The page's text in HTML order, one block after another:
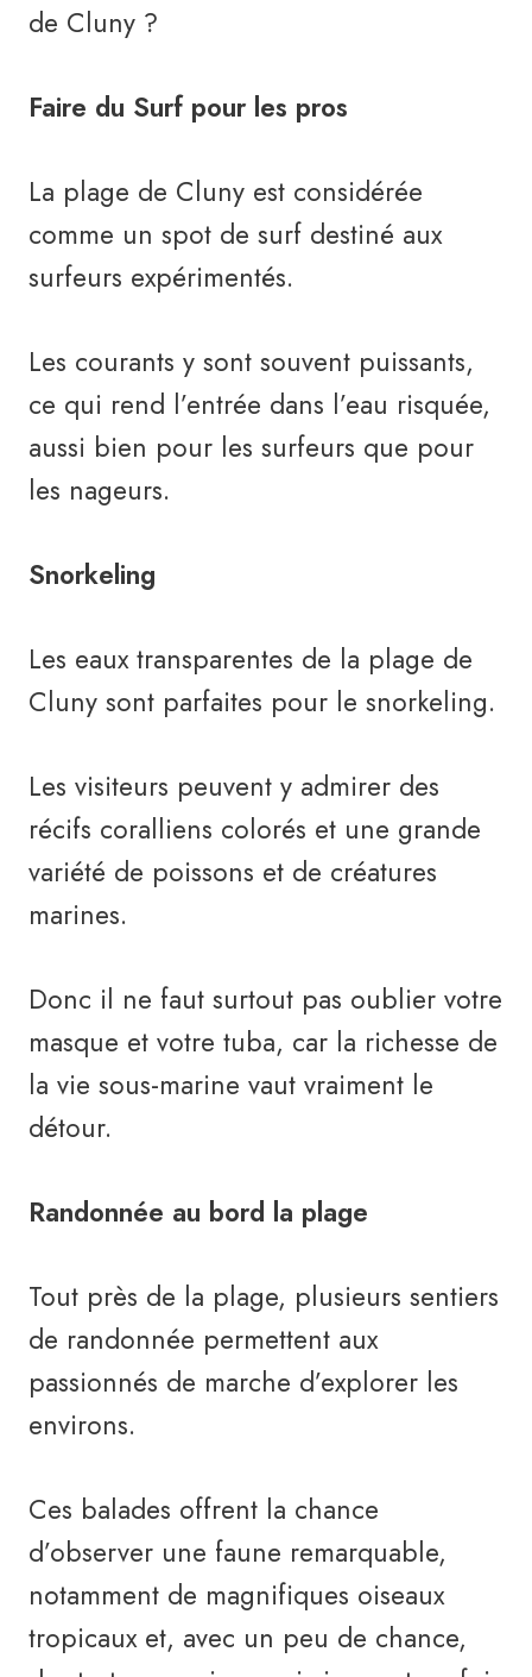
de Cluny ?
Faire du Surf pour les pros
La plage de Cluny est considérée
comme un spot de surf destiné aux
surfeurs expérimentés.
Les courants y sont souvent puissants,
ce qui rend l’entrée dans l’eau risquée,
aussi bien pour les surfeurs que pour
les nageurs.
Snorkeling
Les eaux transparentes de la plage de
Cluny sont parfaites pour le snorkeling.
Les visiteurs peuvent y admirer des
récifs coralliens colorés et une grande
variété de poissons et de créatures
marines.
Donc il ne faut surtout pas oublier votre
masque et votre tuba, car la richesse de
la vie sous-marine vaut vraiment le
détour.
Randonnée au bord la plage
Tout près de la plage, plusieurs sentiers
de randonnée permettent aux
passionnés de marche d’explorer les
environs.
Ces balades offrent la chance
d’observer une faune remarquable,
notamment de magnifiques oiseaux
tropicaux et, avec un peu de chance,